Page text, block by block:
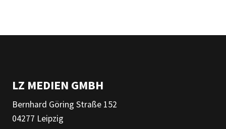
LZ MEDIEN GMBH
Bernhard Göring Straße 152
04277 Leipzig